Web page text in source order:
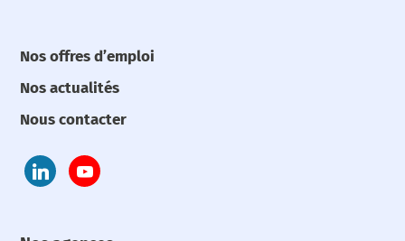
Nos offres d’emploi
Nos actualités
Nous contacter